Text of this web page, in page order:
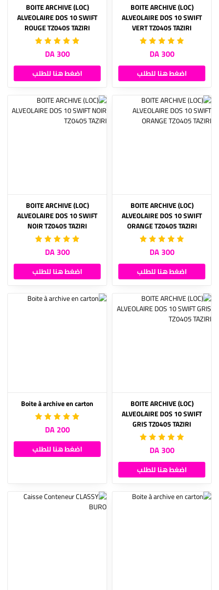
(LOC) BOITE ARCHIVE
ALVEOLAIRE DOS 10 SWIFT
VERT TZ0405 TAZIRI
300 DA
اضغط هنا للطلب
(LOC) BOITE ARCHIVE
ALVEOLAIRE DOS 10 SWIFT
ROUGE TZ0405 TAZIRI
300 DA
اضغط هنا للطلب
(LOC) BOITE ARCHIVE
ALVEOLAIRE DOS 10 SWIFT
ORANGE TZ0405 TAZIRI
300 DA
اضغط هنا للطلب
(LOC) BOITE ARCHIVE
ALVEOLAIRE DOS 10 SWIFT
NOIR TZ0405 TAZIRI
300 DA
اضغط هنا للطلب
(LOC) BOITE ARCHIVE
ALVEOLAIRE DOS 10 SWIFT
GRIS TZ0405 TAZIRI
300 DA
اضغط هنا للطلب
Boite à archive en carton
200 DA
اضغط هنا للطلب